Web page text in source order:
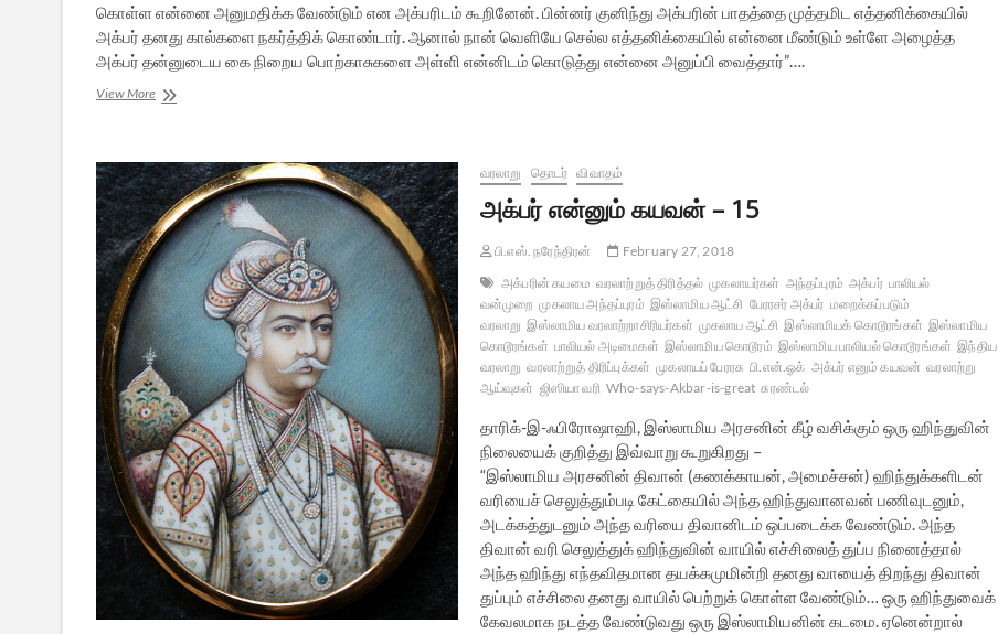
கொள்ள என்னை அனுமதிக்க வேண்டும் என அக்பரிடம் கூறினேன். பின்னர் குனிந்து அக்பரின் பாதத்தை முத்தமிட எத்தனிக்கையில்
அக்பர் தனது கால்களை நகர்த்திக் கொண்டார். ஆனால் நான் வெளியே செல்ல எத்தனிக்கையில் என்னை மீண்டும் உள்ளே அழைத்த
அக்பர் தன்னுடைய கை நிறைய பொற்காசுகளை அள்ளி என்னிடம் கொடுத்து என்னை அனுப்பி வைத்தார்”….
View Moreஅக்பர்
16
வரலாறு தொடர் விவாதம்
அக்பர் என்னும் கயவன் – 15
பி.எஸ். நரேந்திரன்
February 27, 2018
அக்பரின் கயமை வரலாற்றுத் திரித்தல் முகலாயர்கள் அந்தப்புரம் அக்பர் பாலியல்
வன்முறை முகலாய அந்தப்புரம் இஸ்லாமிய ஆட்சி பேரரசர் அக்பர் மறைக்கப்படும்
வரலாறு இஸ்லாமிய வரலாற்றாசிரியர்கள் முகலாய ஆட்சி இஸ்லாமியக் கொடூரங்கள் இஸ்லாமிய
கொடூரங்கள் பாலியல் அடிமைகள் இஸ்லாமிய கொடூரம் இஸ்லாமிய பாலியல் கொடூரங்கள் இந்திய
வரலாறு வரலாற்றுத் திரிப்புக்கள் முகலாயப் பேரரசு பி.என்.ஓக் அக்பர் எனும் கயவன் வரலாற்று
ஆய்வுகள் ஜிஸியா வரி Who-says-Akbar-is-great சுரண்டல்
தாரிக்-இ-ஃபிரோஷாஹி, இஸ்லாமிய அரசனின் கீழ் வசிக்கும் ஒரு ஹிந்துவின்
நிலையைக் குறித்து இவ்வாறு கூறுகிறது –
“இஸ்லாமிய அரசனின் திவான் (கணக்காயன், அமைச்சன்) ஹிந்துக்களிடன்
வரியைச் செலுத்தும்படி கேட்கையில் அந்த ஹிந்துவானவன் பணிவுடனும்,
அடக்கத்துடனும் அந்த வரியை திவானிடம் ஒப்படைக்க வேண்டும். அந்த
திவான் வரி செலுத்துக் ஹிந்துவின் வாயில் எச்சிலைத் துப்ப நினைத்தால்
அந்த ஹிந்து எந்தவிதமான தயக்கமுமின்றி தனது வாயைத் திறந்து திவான்
துப்பும் எச்சிலை தனது வாயில் பெற்றுக் கொள்ள வேண்டும்… ஒரு ஹிந்துவைக்
கேவலமாக நடத்த வேண்டுவது ஒரு இஸ்லாமியனின் கடமை. ஏனென்றால்